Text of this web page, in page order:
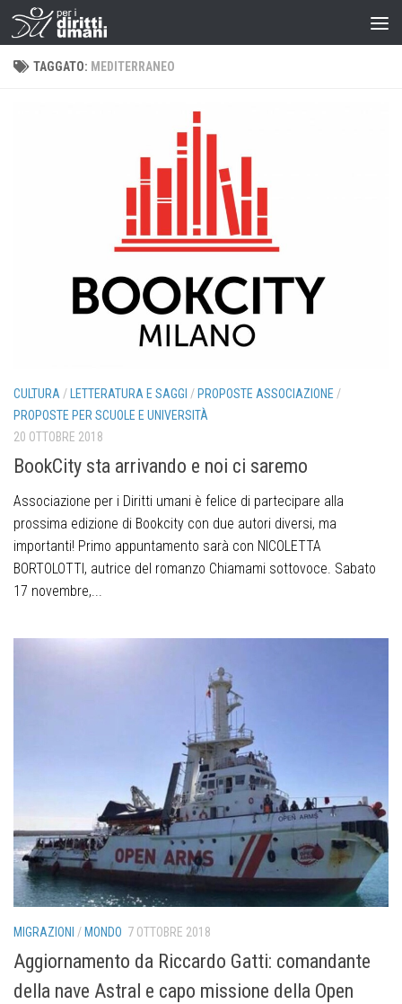
TAGGATO: MEDITERRANEO
CULTURA /LETTERATURA E SAGGI /PROPOSTE ASSOCIAZIONE /
PROPOSTE PER SCUOLE E UNIVERSITÀ
20 OTTOBRE 2018
BookCity sta arrivando e noi ci saremo
Associazione per i Diritti umani è felice di partecipare alla
prossima edizione di Bookcity con due autori diversi, ma
importanti! Primo appuntamento sarà con NICOLETTA
BORTOLOTTI, autrice del romanzo Chiamami sottovoce. Sabato
17 novembre,...
MIGRAZIONI / MONDO 7 OTTOBRE 2018
Aggiornamento da Riccardo Gatti: comandante
della nave Astral e capo missione della Open